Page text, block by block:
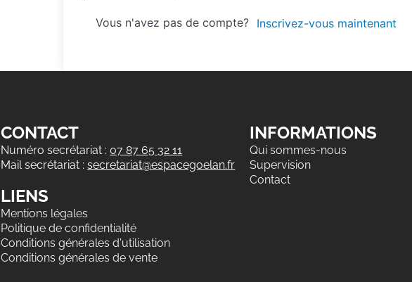
Vous n'avez pas de compte? Inscrivez-vous maintenant
CONTACT
Numéro secrétariat : 07 87 65 32 11
Mail secrétariat :secretariat@espacegoelan.fr
LIENS
Mentions légales
Politique de confidentialité
Conditions générales d'utilisation
Conditions générales de vente
INFORMATIONS
Qui sommes-nous
Supervision
Contact